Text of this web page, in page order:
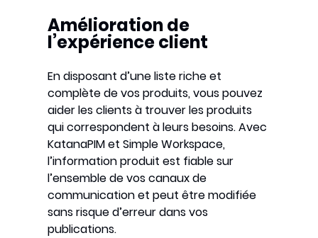
Amélioration de
l’expérience client
En disposant d’une liste riche et
complète de vos produits, vous pouvez
aider les clients à trouver les produits
qui correspondent à leurs besoins. Avec
KatanaPIM et Simple Workspace,
l’information produit est fiable sur
l’ensemble de vos canaux de
communication et peut être modifiée
sans risque d’erreur dans vos
publications.